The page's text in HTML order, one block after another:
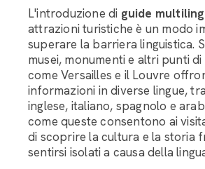
L'introduzione di guide
attrazioni turistiche è un modo
superare la barriera linguistica.
musei, monumenti e altri punti
come Versailles e il Louvre
informazioni in diverse lingue,
inglese, italiano, spagnolo e
come queste consentono ai
di scoprire la cultura e la storia
sentirsi isolati a causa della